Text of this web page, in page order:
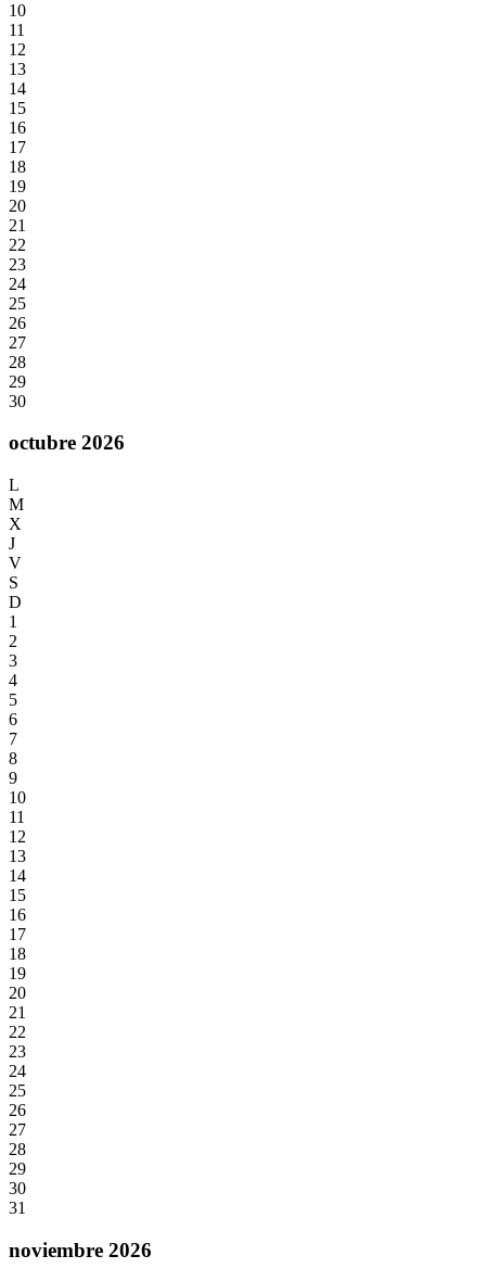
10
11
12
13
14
15
16
17
18
19
20
21
22
23
24
25
26
27
28
29
30
octubre 2026
L
M
X
J
V
S
D
1
2
3
4
5
6
7
8
9
10
11
12
13
14
15
16
17
18
19
20
21
22
23
24
25
26
27
28
29
30
31
noviembre 2026